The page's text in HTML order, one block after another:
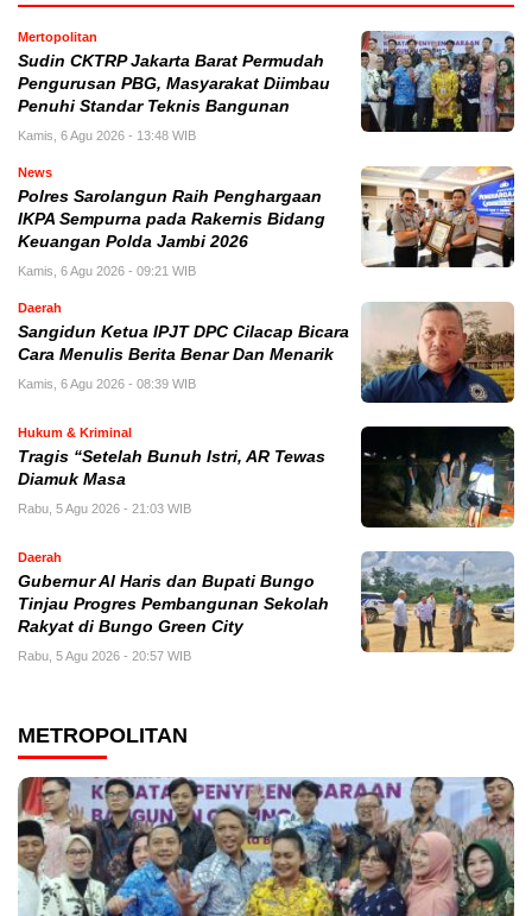
Mertopolitan
Sudin CKTRP Jakarta Barat Permudah
Pengurusan PBG, Masyarakat Diimbau
Penuhi Standar Teknis Bangunan
Kamis, 6 Agu 2026 - 13:48 WIB
News
Polres Sarolangun Raih Penghargaan
IKPA Sempurna pada Rakernis Bidang
Keuangan Polda Jambi 2026
Kamis, 6 Agu 2026 - 09:21 WIB
Daerah
Sangidun Ketua IPJT DPC Cilacap Bicara
Cara Menulis Berita Benar Dan Menarik
Kamis, 6 Agu 2026 - 08:39 WIB
Hukum & Kriminal
Tragis “Setelah Bunuh Istri, AR Tewas
Diamuk Masa
Rabu, 5 Agu 2026 - 21:03 WIB
Daerah
​Gubernur Al Haris dan Bupati Bungo
Tinjau Progres Pembangunan Sekolah
Rakyat di Bungo Green City
Rabu, 5 Agu 2026 - 20:57 WIB
METROPOLITAN